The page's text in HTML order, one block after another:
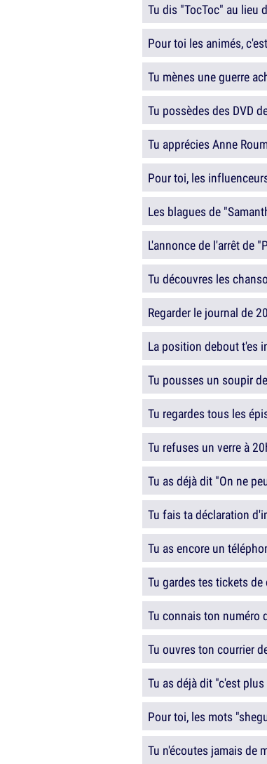
Tu dis "TocToc" au lieu
Pour toi les animés,
Tu mènes une guerre
Tu possèdes des DVD
Tu apprécies Anne
Pour toi, les
Les blagues de
L'annonce de l'arrêt de
Tu découvres les
Regarder le journal de
La position debout t'es
Tu pousses un soupir
Tu regardes tous les
Tu refuses un verre à
Tu as déjà dit "On ne
Tu fais ta déclaration
Tu as encore un
Tu gardes tes tickets
Tu connais ton numéro
Tu ouvres ton courrier
Tu as déjà dit "c'est
Pour toi, les mots
Tu n'écoutes jamais de